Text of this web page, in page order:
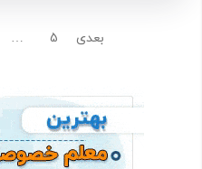
… 5 بعدی